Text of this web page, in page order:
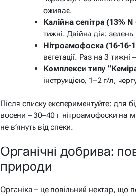
оживає.
Калійна селітра (13% N
тижні. Двійна дія: зелень
Нітроамофоска (16-16-
вегетації. Раз на 3 тижні
Комплекси типу
інструкцією, 1–2 г/л,
Після списку експериментуйте: для
восени – 30–40 г нітроамофоски на
не в’януть від спеки.
Органічні добрива:
природи
Органіка – це повільний нектар, що